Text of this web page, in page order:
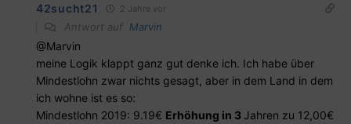
42sucht21 2 Jahre vor
Antwort auf Marvin
@Marvin
meine Logik klappt ganz gut denke ich. Ich habe über
Mindestlohn zwar nichts gesagt, aber in dem Land in dem
ich wohne ist es so:
Mindestlohn 2019: 9.19€ Erhöhung in 3 Jahren zu 12,00€